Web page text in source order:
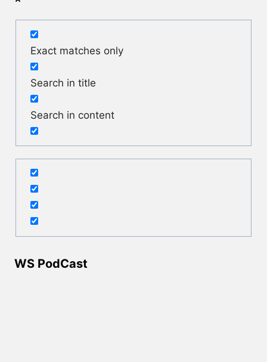
Exact matches only
Search in title
Search in content
WS PodCast